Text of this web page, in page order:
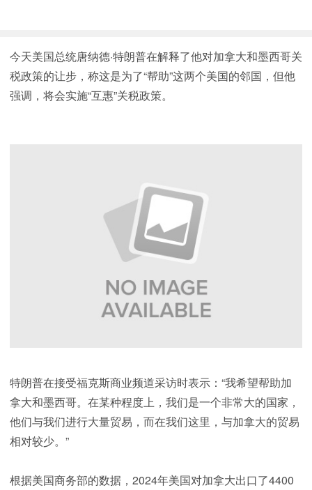
今天美国总统唐纳德·特朗普在解释了他对加拿大和墨西哥关
税政策的让步，称这是为了“帮助”这两个美国的邻国，但他
强调，将会实施“互惠”关税政策。
特朗普在接受福克斯商业频道采访时表示：“我希望帮助加
拿大和墨西哥。在某种程度上，我们是一个非常大的国家，
他们与我们进行大量贸易，而在我们这里，与加拿大的贸易
相对较少。”
根据美国商务部的数据，2024年美国对加拿大出口了4400